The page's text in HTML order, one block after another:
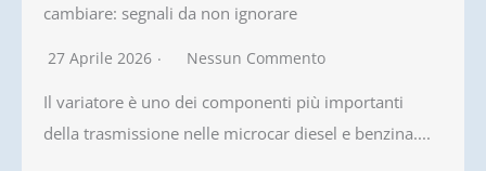
cambiare: segnali da non ignorare
27 Aprile 2026 Nessun Commento
Il variatore è uno dei componenti più importanti
della trasmissione nelle microcar diesel e benzina....